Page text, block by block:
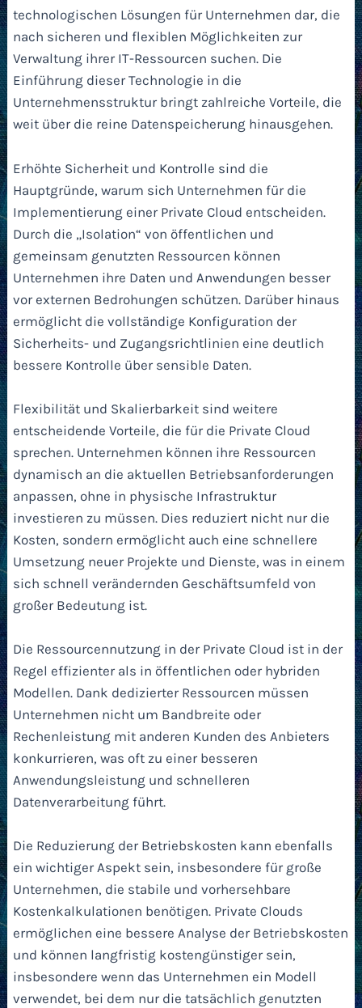
technologischen Lösungen für Unternehmen dar, die
nach sicheren und flexiblen Möglichkeiten zur
Verwaltung ihrer IT-Ressourcen suchen. Die
Einführung dieser Technologie in die
Unternehmensstruktur bringt zahlreiche Vorteile, die
weit über die reine Datenspeicherung hinausgehen.
Erhöhte Sicherheit und Kontrolle sind die
Hauptgründe, warum sich Unternehmen für die
Implementierung einer Private Cloud entscheiden.
Durch die „Isolation“ von öffentlichen und
gemeinsam genutzten Ressourcen können
Unternehmen ihre Daten und Anwendungen besser
vor externen Bedrohungen schützen. Darüber hinaus
ermöglicht die vollständige Konfiguration der
Sicherheits- und Zugangsrichtlinien eine deutlich
bessere Kontrolle über sensible Daten.
Flexibilität und Skalierbarkeit sind weitere
entscheidende Vorteile, die für die Private Cloud
sprechen. Unternehmen können ihre Ressourcen
dynamisch an die aktuellen Betriebsanforderungen
anpassen, ohne in physische Infrastruktur
investieren zu müssen. Dies reduziert nicht nur die
Kosten, sondern ermöglicht auch eine schnellere
Umsetzung neuer Projekte und Dienste, was in einem
sich schnell verändernden Geschäftsumfeld von
großer Bedeutung ist.
Die Ressourcennutzung in der Private Cloud ist in der
Regel effizienter als in öffentlichen oder hybriden
Modellen. Dank dedizierter Ressourcen müssen
Unternehmen nicht um Bandbreite oder
Rechenleistung mit anderen Kunden des Anbieters
konkurrieren, was oft zu einer besseren
Anwendungsleistung und schnelleren
Datenverarbeitung führt.
Die Reduzierung der Betriebskosten kann ebenfalls
ein wichtiger Aspekt sein, insbesondere für große
Unternehmen, die stabile und vorhersehbare
Kostenkalkulationen benötigen. Private Clouds
ermöglichen eine bessere Analyse der Betriebskosten
und können langfristig kostengünstiger sein,
insbesondere wenn das Unternehmen ein Modell
verwendet, bei dem nur die tatsächlich genutzten